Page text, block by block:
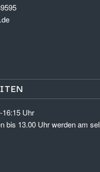
16:15 Uhr
bis 13.00 Uhr werden am